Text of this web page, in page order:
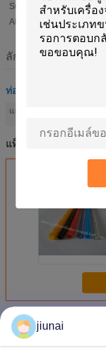
Supply
Ability:
96000
ลักษณะ
ท่อยูรีเทน
แสงสูง:
แท็ก:
มากกว่าท่อยูรีเทน
jiunai